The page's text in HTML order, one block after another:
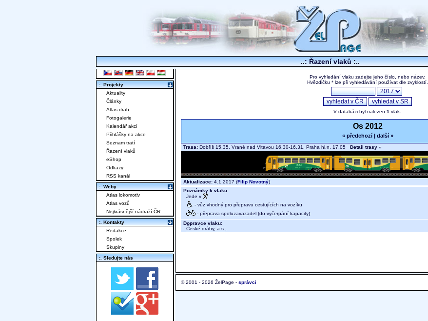
..: Řazení vlaků :..
Pro vyhledání vlaku zadejte jeho číslo, nebo název.
Hvězdičku * lze při vyhledávání používat dle zvyklostí.
V databázi byl nalezen 1 vlak.
Os 2012
« předchozí| další »
Trasa: Dobříš 15.35, Vrané nad Vltavou 16.30-16.31, Praha hl.n. 17.05 Detail trasy »
Aktualizace: 4.1.2017 (Filip Novotný)
Poznámky k vlaku:
Jede v
- vůz vhodný pro přepravu cestujících na vozíku
- přeprava spoluzavazadel (do vyčerpání kapacity)
Dopravce vlaku:
České dráhy, a.s. ;
© 2001 - 2026 ŽelPage - správci
:. Projekty
Aktuality
Články
Atlas drah
Fotogalerie
Kalendář akcí
Přihlášky na akce
Seznam tratí
Řazení vlaků
eShop
Odkazy
RSS kanál
:. Weby
Atlas lokomotiv
Atlas vozů
Nejkrásnější nádraží ČR
:. Kontakty
Redakce
Spolek
Skupiny
:. Sledujte nás